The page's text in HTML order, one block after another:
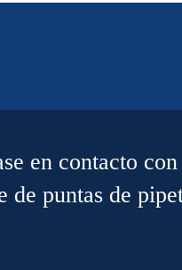
en contacto
de puntas de